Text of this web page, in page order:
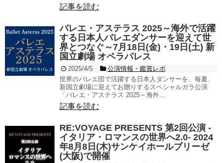
記事を読む
バレエ・アステラス 2025～海外で活躍
する日本人バレエダンサーを迎えて世
界とつなぐ～7月18日(金)・19日(土) 新
国立劇場 オペラパレス
2025/4/5
公演情報・鑑賞レポ
世界のバレエ団で活躍する日本人ダンサーを、毎夏、
新国立劇場に迎えてお贈りするスペシャルガラ公演
「バレエ・アステラス 2025～海外...
記事を読む
RE:VOYAGE PRESENTS 第2回公演 -
イタリア・ロマンスの世界へ2.0- 2024
年8月8日(木)サンケイホールブリーゼ
(大阪)で開催